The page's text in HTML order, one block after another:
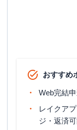
おすすめ
Web完結
レイクア
ジ・返済可